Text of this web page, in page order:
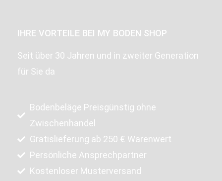
IHRE VORTEILE BEI MY BODEN SHOP
Seit über 30 Jahren und in zweiter Generation
für Sie da
Bodenbeläge Preisgünstig ohne
Zwischenhandel
Gratislieferung ab 250 € Warenwert
Persönliche Ansprechpartner
Kostenloser Musterversand